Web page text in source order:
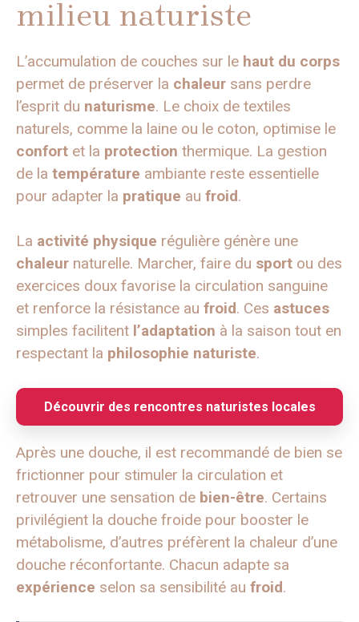
milieu naturiste
L’accumulation de couches sur le haut du corps
permet de préserver la chaleur sans perdre
l’esprit du naturisme. Le choix de textiles
naturels, comme la laine ou le coton, optimise le
confort et la protection thermique. La gestion
de la température ambiante reste essentielle
pour adapter la pratique au froid.
La activité physique régulière génère une
chaleur naturelle. Marcher, faire du sport ou des
exercices doux favorise la circulation sanguine
et renforce la résistance au froid. Ces astuces
simples facilitent l’adaptation à la saison tout en
respectant la philosophie naturiste.
Découvrir des rencontres naturistes locales
Après une douche, il est recommandé de bien se
frictionner pour stimuler la circulation et
retrouver une sensation de bien-être. Certains
privilégient la douche froide pour booster le
métabolisme, d’autres préfèrent la chaleur d’une
douche réconfortante. Chacun adapte sa
expérience selon sa sensibilité au froid.